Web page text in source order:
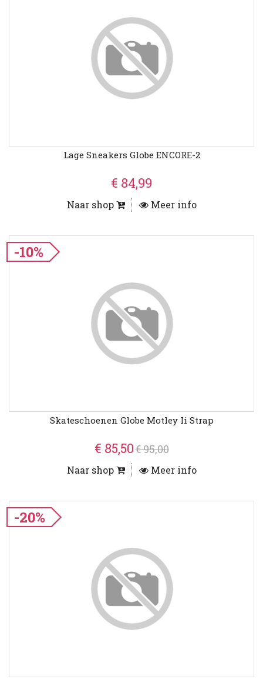
Lage Sneakers Globe ENCORE-2
€ 84,99
Naar shop Meer info
-10%
Skateschoenen Globe Motley Ii Strap
€ 85,50€ 95,00
Naar shop Meer info
-20%